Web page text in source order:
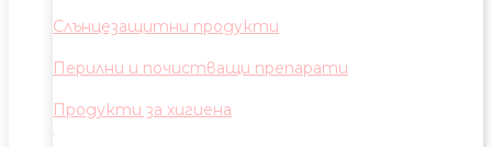
Слънцезащитни продукти
Перилни и почистващи препарати
Продукти за хигиена